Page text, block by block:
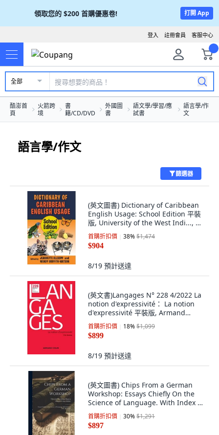
領取您的 $200 首購優惠卷! 打開 App
客服中心
註冊會員
登入
全部
酷澎首
頁
火箭跨
境
書
籍/CD/DVD
外國圖
書
語文學/學習/應
試書
語言學/作
文
語言學/作文
篩選器
(英文圖書) Dictionary of Caribbean
English Usage: School Edition 平裝
版, University of the West Indi..., 英
文
首購折扣價 38%$1,474
$904
8/19 預計送達
(英文書)Langages N° 228 4/2022 La
notion d'expressivité： La notion
d'expressivité 平裝版, Armand
Colin, 英文
首購折扣價 18%$1,099
$899
8/19 預計送達
(英文圖書) Chips From a German
Workshop: Essays Chiefly On the
Science of Language. With Index to
Vols. ... 精裝版, Legare Street Press,
英文
首購折扣價 30%$1,291
$897